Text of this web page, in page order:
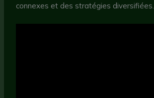
connexes et des stratégies diversifiées.